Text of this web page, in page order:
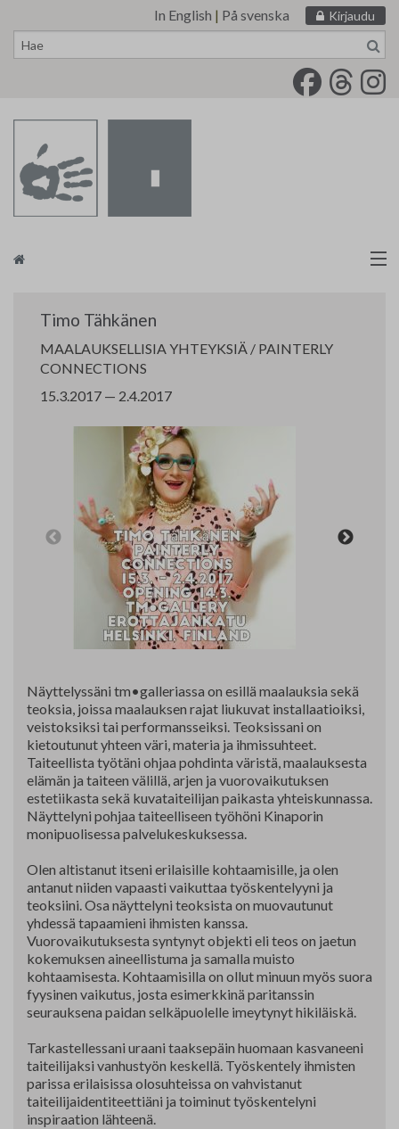
In English | På svenska Kirjaudu
sisältöön
Tarvikevälitys
Timo Tähkänen
MAALAUKSELLISIA YHTEYKSIÄ / PAINTERLY
CONNECTIONS
15.3.2017 — 2.4.2017
Näyttelyssäni tm•galleriassa on esillä maalauksia sekä
teoksia, joissa maalauksen rajat liukuvat installaatioiksi,
veistoksiksi tai performansseiksi. Teoksissani on
kietoutunut yhteen väri, materia ja ihmissuhteet.
Taiteellista työtäni ohjaa pohdinta väristä, maalauksesta
elämän ja taiteen välillä, arjen ja vuorovaikutuksen
estetiikasta sekä kuvataiteilijan paikasta yhteiskunnassa.
Näyttelyni pohjaa taiteelliseen työhöni Kinaporin
monipuolisessa palvelukeskuksessa.
Olen altistanut itseni erilaisille kohtaamisille, ja olen
antanut niiden vapaasti vaikuttaa työskentelyyni ja
teoksiini. Osa näyttelyni teoksista on muovautunut
yhdessä tapaamieni ihmisten kanssa.
Vuorovaikutuksesta syntynyt objekti eli teos on jaetun
kokemuksen aineellistuma ja samalla muisto
kohtaamisesta. Kohtaamisilla on ollut minuun myös suora
fyysinen vaikutus, josta esimerkkinä paritanssin
seurauksena paidan selkäpuolelle imeytynyt hikiläiskä.
Tarkastellessani uraani taaksepäin huomaan kasvaneeni
taiteilijaksi vanhustyön keskellä. Työskentely ihmisten
parissa erilaisissa olosuhteissa on vahvistanut
taiteilijaidentiteettiäni ja toiminut työskentelyni
inspiraation lähteenä.